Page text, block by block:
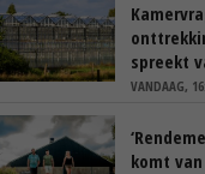
spreekt
VANDAAG,
komt